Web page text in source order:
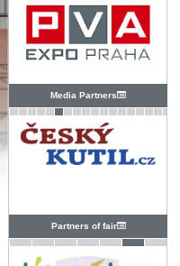
Media Partners
Partners of fair